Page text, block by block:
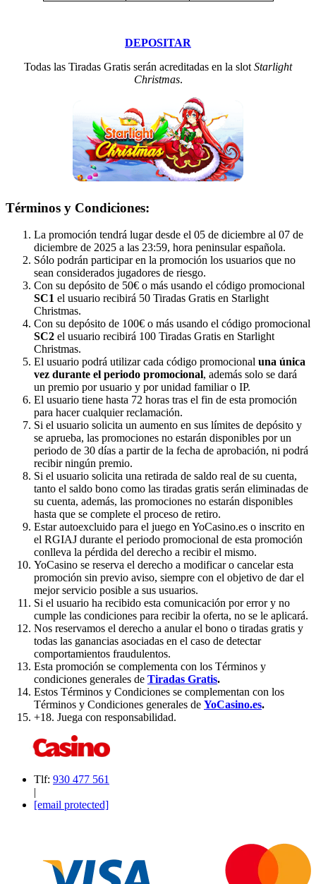
DEPOSITAR
Todas las Tiradas Gratis serán acreditadas en la slot Starlight
Christmas.
Términos y Condiciones:
La promoción tendrá lugar desde el 05 de diciembre al 07 de
diciembre de 2025 a las 23:59, hora peninsular española.
Sólo podrán participar en la promoción los usuarios que no
sean considerados jugadores de riesgo.
Con su depósito de 50€ o más usando el código promocional
SC1 el usuario recibirá 50 Tiradas Gratis en Starlight
Christmas.
Con su depósito de 100€ o más usando el código promocional
SC2 el usuario recibirá 100 Tiradas Gratis en Starlight
Christmas.
El usuario podrá utilizar cada código promocional una única
vez durante el periodo promocional, además solo se dará
un premio por usuario y por unidad familiar o IP.
El usuario tiene hasta 72 horas tras el fin de esta promoción
para hacer cualquier reclamación.
Si el usuario solicita un aumento en sus límites de depósito y
se aprueba, las promociones no estarán disponibles por un
periodo de 30 días a partir de la fecha de aprobación, ni podrá
recibir ningún premio.
Si el usuario solicita una retirada de saldo real de su cuenta,
tanto el saldo bono como las tiradas gratis serán eliminadas de
su cuenta, además, las promociones no estarán disponibles
hasta que se complete el proceso de retiro.
Estar autoexcluido para el juego en YoCasino.es o inscrito en
el RGIAJ durante el periodo promocional de esta promoción
conlleva la pérdida del derecho a recibir el mismo.
YoCasino se reserva el derecho a modificar o cancelar esta
promoción sin previo aviso, siempre con el objetivo de dar el
mejor servicio posible a sus usuarios.
Si el usuario ha recibido esta comunicación por error y no
cumple las condiciones para recibir la oferta, no se le aplicará.
Nos reservamos el derecho a anular el bono o tiradas gratis y
todas las ganancias asociadas en el caso de detectar
comportamientos fraudulentos.
Esta promoción se complementa con los Términos y
condiciones generales de Tiradas Gratis.
Estos Términos y Condiciones se complementan con los
Términos y Condiciones generales de YoCasino.es.
+18. Juega con responsabilidad.
Tlf: 930 477 561
|
[email protected]